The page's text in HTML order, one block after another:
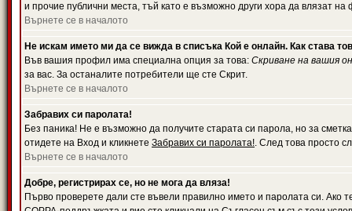
и прочие публични места, тъй като е възможно други хора да влязат
Върнете се в началото
Не искам името ми да се вижда в списъка Кой е онлайн. Как става
Във вашия профил има специална опция за това: Скриване на вашия
за вас. За останалите потребители ще сте Скрит.
Върнете се в началото
Забравих си паролата!
Без паника! Не е възможно да получите старата си парола, но за
отидете на Вход и кликнете Забравих си паролата!. След това просто
Върнете се в началото
Добре, регистрирах се, но не мога да вляза!
Първо проверете дали сте въвели правилно името и паролата си. Ако